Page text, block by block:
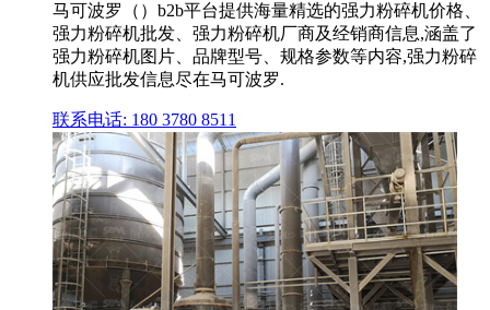
马可波罗（）b2b平台提供海量精选的强力粉碎机价格、
强力粉碎机批发、强力粉碎机厂商及经销商信息,涵盖了
强力粉碎机图片、品牌型号、规格参数等内容,强力粉碎
机供应批发信息尽在马可波罗.
联系电话: 180 3780 8511